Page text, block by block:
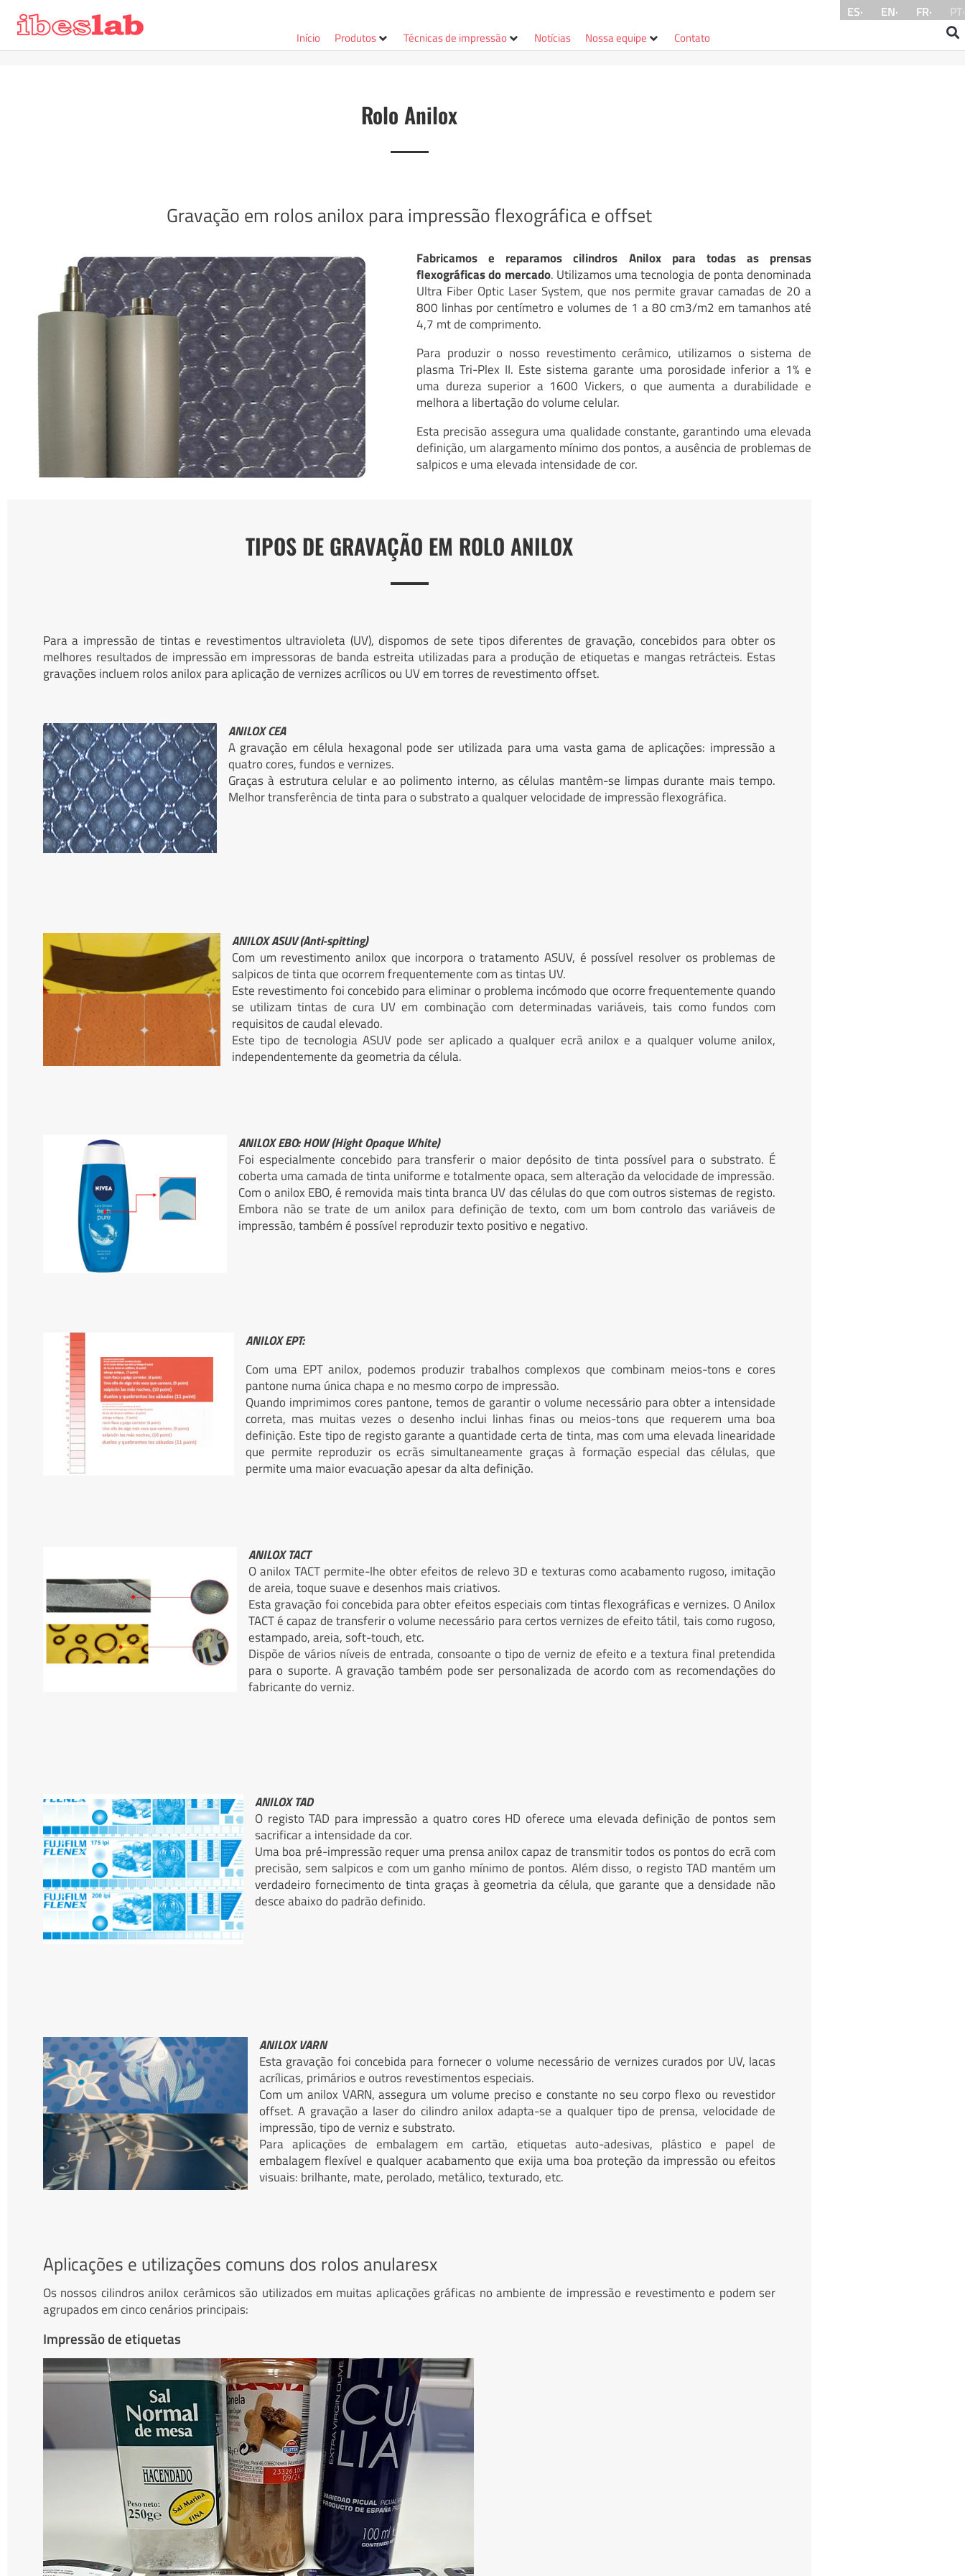
ES· EN· FR· PT·
Início Produtos Técnicas de impressão Notícias Nossa equipe Contato
Rolo Anilox
Gravação em rolos anilox para impressão flexográfica e offset
Fabricamos e reparamos cilindros Anilox para todas as prensas
flexográficas do mercado. Utilizamos uma tecnologia de ponta denominada
Ultra Fiber Optic Laser System, que nos permite gravar camadas de 20 a
800 linhas por centímetro e volumes de 1 a 80 cm3/m2 em tamanhos até
4,7 mt de comprimento.
Para produzir o nosso revestimento cerâmico, utilizamos o sistema de
plasma Tri-Plex II. Este sistema garante uma porosidade inferior a 1% e
uma dureza superior a 1600 Vickers, o que aumenta a durabilidade e
melhora a libertação do volume celular.
Esta precisão assegura uma qualidade constante, garantindo uma elevada
definição, um alargamento mínimo dos pontos, a ausência de problemas de
salpicos e uma elevada intensidade de cor.
TIPOS DE GRAVAÇÃO EM ROLO ANILOX
Para a impressão de tintas e revestimentos ultravioleta (UV), dispomos de sete tipos diferentes de gravação, concebidos para obter os
melhores resultados de impressão em impressoras de banda estreita utilizadas para a produção de etiquetas e mangas retrácteis. Estas
gravações incluem rolos anilox para aplicação de vernizes acrílicos ou UV em torres de revestimento offset.
ANILOX CEA
A gravação em célula hexagonal pode ser utilizada para uma vasta gama de aplicações: impressão a
quatro cores, fundos e vernizes.
Graças à estrutura celular e ao polimento interno, as células mantêm-se limpas durante mais tempo.
Melhor transferência de tinta para o substrato a qualquer velocidade de impressão flexográfica.
ANILOX ASUV (Anti-spitting)
Com um revestimento anilox que incorpora o tratamento ASUV, é possível resolver os problemas de
salpicos de tinta que ocorrem frequentemente com as tintas UV.
Este revestimento foi concebido para eliminar o problema incómodo que ocorre frequentemente quando
se utilizam tintas de cura UV em combinação com determinadas variáveis, tais como fundos com
requisitos de caudal elevado.
Este tipo de tecnologia ASUV pode ser aplicado a qualquer ecrã anilox e a qualquer volume anilox,
independentemente da geometria da célula.
ANILOX EBO: HOW (Hight Opaque White)
Foi especialmente concebido para transferir o maior depósito de tinta possível para o substrato. É
coberta uma camada de tinta uniforme e totalmente opaca, sem alteração da velocidade de impressão.
Com o anilox EBO, é removida mais tinta branca UV das células do que com outros sistemas de registo.
Embora não se trate de um anilox para definição de texto, com um bom controlo das variáveis de
impressão, também é possível reproduzir texto positivo e negativo.
ANILOX EPT:
Com uma EPT anilox, podemos produzir trabalhos complexos que combinam meios-tons e cores
pantone numa única chapa e no mesmo corpo de impressão.
Quando imprimimos cores pantone, temos de garantir o volume necessário para obter a intensidade
correta, mas muitas vezes o desenho inclui linhas finas ou meios-tons que requerem uma boa
definição. Este tipo de registo garante a quantidade certa de tinta, mas com uma elevada linearidade
que permite reproduzir os ecrãs simultaneamente graças à formação especial das células, que
permite uma maior evacuação apesar da alta definição.
ANILOX TACT
O anilox TACT permite-lhe obter efeitos de relevo 3D e texturas como acabamento rugoso, imitação
de areia, toque suave e desenhos mais criativos.
Esta gravação foi concebida para obter efeitos especiais com tintas flexográficas e vernizes. O Anilox
TACT é capaz de transferir o volume necessário para certos vernizes de efeito tátil, tais como rugoso,
estampado, areia, soft-touch, etc.
Dispõe de vários níveis de entrada, consoante o tipo de verniz de efeito e a textura final pretendida
para o suporte. A gravação também pode ser personalizada de acordo com as recomendações do
fabricante do verniz.
ANILOX TAD
O registo TAD para impressão a quatro cores HD oferece uma elevada definição de pontos sem
sacrificar a intensidade da cor.
Uma boa pré-impressão requer uma prensa anilox capaz de transmitir todos os pontos do ecrã com
precisão, sem salpicos e com um ganho mínimo de pontos. Além disso, o registo TAD mantém um
verdadeiro fornecimento de tinta graças à geometria da célula, que garante que a densidade não
desce abaixo do padrão definido.
ANILOX VARN
Esta gravação foi concebida para fornecer o volume necessário de vernizes curados por UV, lacas
acrílicas, primários e outros revestimentos especiais.
Com um anilox VARN, assegura um volume preciso e constante no seu corpo flexo ou revestidor
offset. A gravação a laser do cilindro anilox adapta-se a qualquer tipo de prensa, velocidade de
impressão, tipo de verniz e substrato.
Para aplicações de embalagem em cartão, etiquetas auto-adesivas, plástico e papel de
embalagem flexível e qualquer acabamento que exija uma boa proteção da impressão ou efeitos
visuais: brilhante, mate, perolado, metálico, texturado, etc.
Aplicações e utilizações comuns dos rolos anularesx
Os nossos cilindros anilox cerâmicos são utilizados em muitas aplicações gráficas no ambiente de impressão e revestimento e podem ser
agrupados em cinco cenários principais:
Impressão de etiquetas